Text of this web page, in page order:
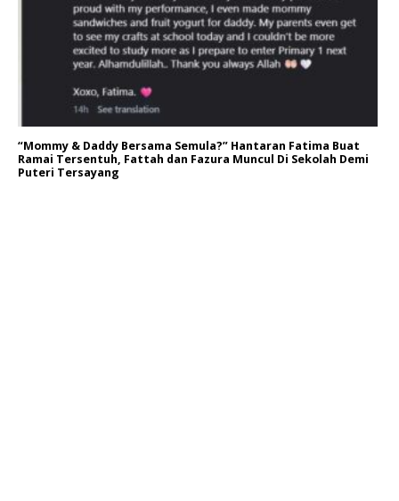
“Mommy & Daddy Bersama Semula?” Hantaran Fatima Buat
Ramai Tersentuh, Fattah dan Fazura Muncul Di Sekolah Demi
Puteri Tersayang